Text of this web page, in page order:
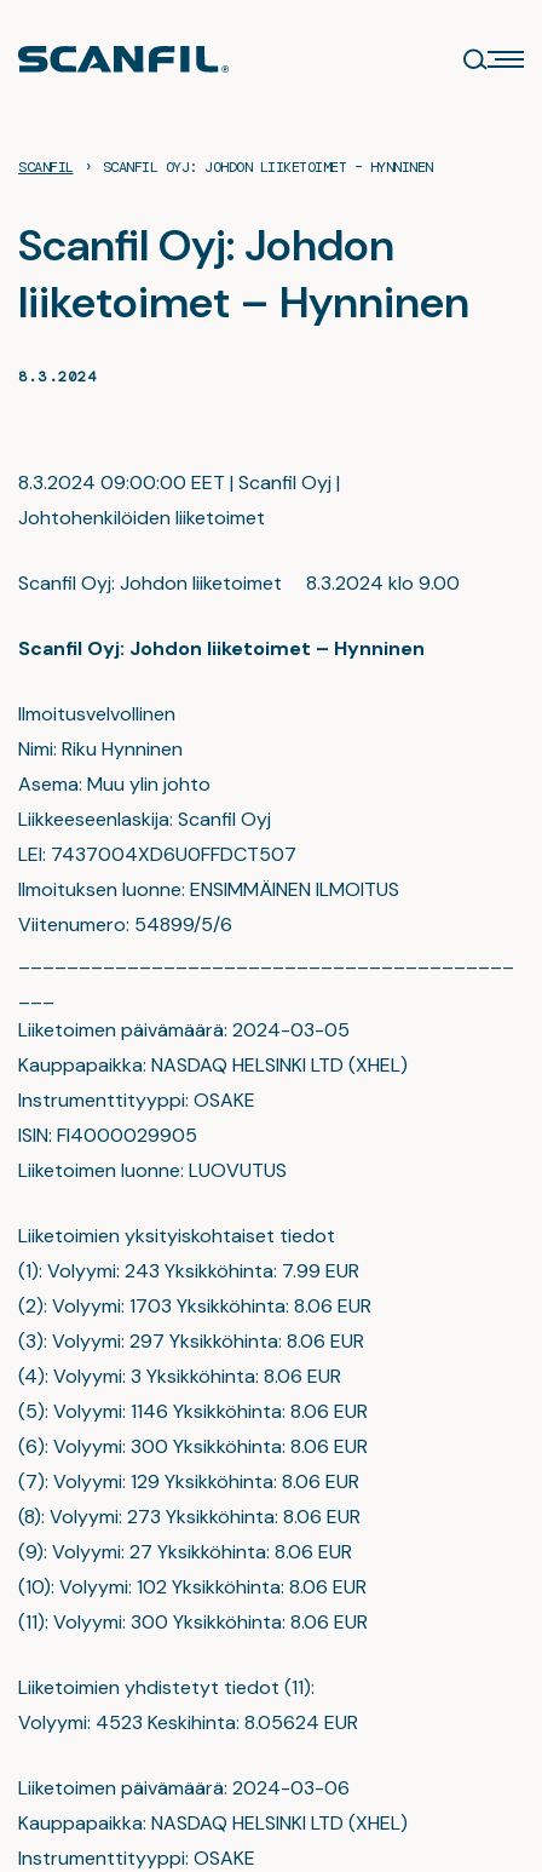
sisältöön
SCANFIL › SCANFIL OYJ: JOHDON LIIKETOIMET – HYNNINEN
Scanfil Oyj: Johdon
liiketoimet – Hynninen
8.3.2024
8.3.2024 09:00:00 EET | Scanfil Oyj |
Johtohenkilöiden liiketoimet
Scanfil Oyj: Johdon liiketoimet 8.3.2024 klo 9.00
Scanfil Oyj: Johdon liiketoimet – Hynninen
Ilmoitusvelvollinen
Nimi: Riku Hynninen
Asema: Muu ylin johto
Liikkeeseenlaskija: Scanfil Oyj
LEI: 7437004XD6U0FFDCT507
Ilmoituksen luonne: ENSIMMÄINEN ILMOITUS
Viitenumero: 54899/5/6
Liiketoimen päivämäärä: 2024-03-05
Kauppapaikka: NASDAQ HELSINKI LTD (XHEL)
Instrumenttityyppi: OSAKE
ISIN: FI4000029905
Liiketoimen luonne: LUOVUTUS
Liiketoimien yksityiskohtaiset tiedot
(1): Volyymi: 243 Yksikköhinta: 7.99 EUR
(2): Volyymi: 1703 Yksikköhinta: 8.06 EUR
(3): Volyymi: 297 Yksikköhinta: 8.06 EUR
(4): Volyymi: 3 Yksikköhinta: 8.06 EUR
(5): Volyymi: 1146 Yksikköhinta: 8.06 EUR
(6): Volyymi: 300 Yksikköhinta: 8.06 EUR
(7): Volyymi: 129 Yksikköhinta: 8.06 EUR
(8): Volyymi: 273 Yksikköhinta: 8.06 EUR
(9): Volyymi: 27 Yksikköhinta: 8.06 EUR
(10): Volyymi: 102 Yksikköhinta: 8.06 EUR
(11): Volyymi: 300 Yksikköhinta: 8.06 EUR
Liiketoimien yhdistetyt tiedot (11):
Volyymi: 4523 Keskihinta: 8.05624 EUR
Liiketoimen päivämäärä: 2024-03-06
Kauppapaikka: NASDAQ HELSINKI LTD (XHEL)
Instrumenttityyppi: OSAKE